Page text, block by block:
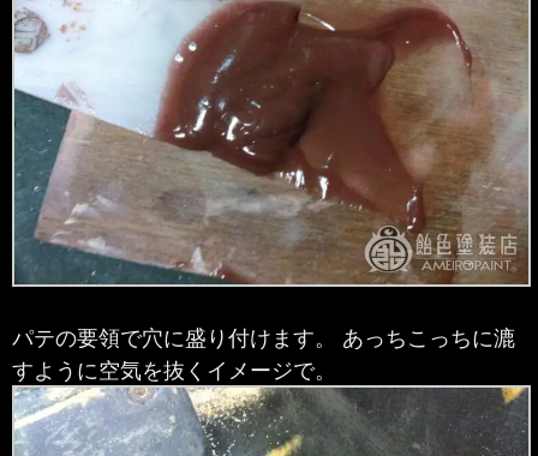
パテの要領で穴に盛り付けます。 あっちこっちに漉
すように空気を抜くイメージで。